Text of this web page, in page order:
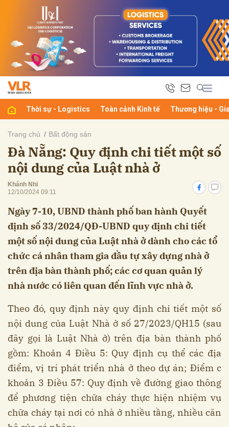
Thời sự - Logistics Toàn cảnh Kinh tế Thương hiệu -
Trang chủ Bất động sản
Đà Nẵng: Quy định chi tiết một số
nội dung của Luật nhà ở
Khánh Nhi
12/10/2024 09:11
Ngày 7-10, UBND thành phố ban hành Quyết
định số 33/2024/QĐ-UBND quy định chi tiết
một số nội dung của Luật nhà ở dành cho các tổ
chức cá nhân tham gia đầu tự xây dựng nhà ở
trên địa bàn thành phố; các cơ quan quản lý
nhà nước có liên quan đến lĩnh vực nhà ở.
Theo đó, quy định này quy định chi tiết một số
nội dung của Luật Nhà ở số 27/2023/QH15 (sau
đây gọi là Luật Nhà ở) trên địa bàn thành phố
gồm: Khoản 4 Điều 5: Quy định cụ thể các địa
điểm, vị trí phát triển nhà ở theo dự án; Điểm c
khoản 3 Điều 57: Quy định về đường giao thông
để phương tiện chữa cháy thực hiện nhiệm vụ
chữa cháy tại nơi có nhà ở nhiều tầng, nhiều căn
luận
Hủy